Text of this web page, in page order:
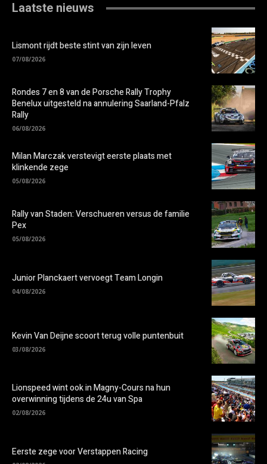
Laatste nieuws
Lismont rijdt beste stint van zijn leven
07/08/2026
Rondes 7 en 8 van de Porsche Rally Trophy
Benelux uitgesteld na annulering Saarland-Pfalz
Rally
06/08/2026
Milan Marczak verstevigt eerste plaats met
klinkende zege
05/08/2026
Rally van Staden: Verschueren versus de familie
Pex
05/08/2026
Junior Planckaert vervoegt Team Longin
04/08/2026
Kevin Van Deijne scoort terug volle puntenbuit
03/08/2026
Lionspeed wint ook in Magny-Cours na hun
overwinning tijdens de 24u van Spa
02/08/2026
Eerste zege voor Verstappen Racing